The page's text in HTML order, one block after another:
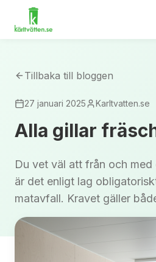
Tillbaka till bloggen
27 januari 2025 Karltvatten.se
Alla gillar
Du vet väl att från och med
är det enligt lag
matavfall. Kravet gäller